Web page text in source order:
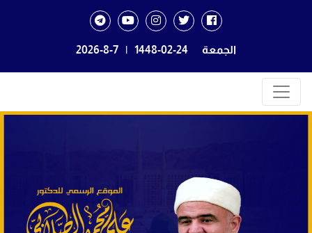
الجمعة 1448-02-24
|
2026-8-7